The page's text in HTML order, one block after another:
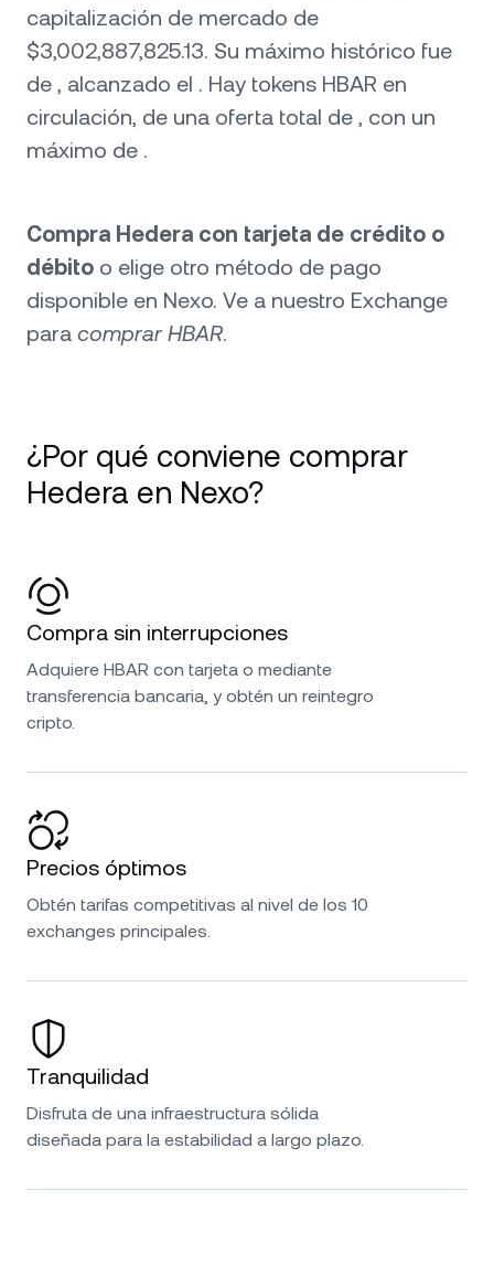
capitalización de mercado de
$3,002,887,825.13. Su máximo histórico fue
de , alcanzado el . Hay tokens HBAR en
circulación, de una oferta total de , con un
máximo de .
Compra Hedera con tarjeta de crédito o
débito o elige otro método de pago
disponible en Nexo. Ve a nuestro Exchange
para comprar HBAR.
¿Por qué conviene comprar
Hedera en Nexo?
Compra sin interrupciones
Adquiere HBAR con tarjeta o mediante
transferencia bancaria, y obtén un reintegro
cripto.
Precios óptimos
Obtén tarifas competitivas al nivel de los 10
exchanges principales.
Tranquilidad
Disfruta de una infraestructura sólida
diseñada para la estabilidad a largo plazo.